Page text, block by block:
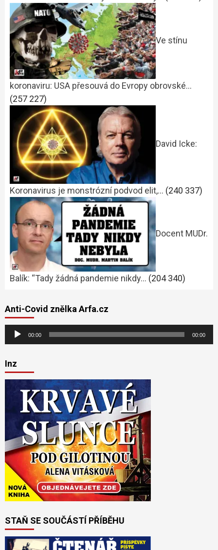
Ve stínu
koronaviru: USA přesouvá do Evropy obrovské…
(257 227)
David Icke:
Koronavirus je monstrózní podvod elit,… (240 337)
Docent MUDr.
Balík: “Tady žádná pandemie nikdy… (204 340)
Anti-Covid znělka Arfa.cz
Audio
přehrávač
00:00 00:00
Inz
STAŇ SE SOUČÁSTÍ PŘÍBĚHU